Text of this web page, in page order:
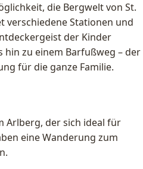
die Bergwelt von St.
verschiedene Stationen und
der Kinder
hin zu einem Barfußweg – der
für die ganze Familie.
Arlberg, der sich ideal für
eine Wanderung zum